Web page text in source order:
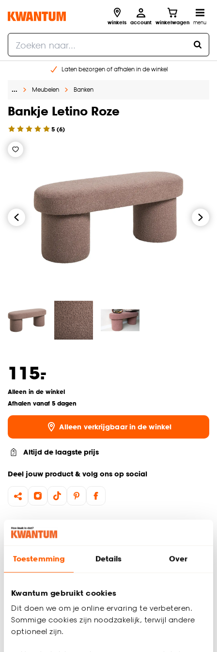
Toestemming Details Over
Kwantum gebruikt cookies
Dit doen we om je online ervaring te verbeteren.
Sommige cookies zijn noodzakelijk, terwijl andere
optioneel zijn.
winkels account winkelwagen menu
Laten bezorgen of afhalen in de winkel
Gratis raam advies en inmeten aan huis
… Meubelen Banken
Bankje Letino Roze
5 (6)
115.
-
Alleen in de winkel
Afhalen vanaf 5 dagen
Alleen verkrijgbaar in de winkel
Altijd de laagste prijs
Deel jouw product & volg ons op social
Productomschrijving
Teddy bankje
Afmetingen: 110 × 40 × 45 cm (l × b × h)
Het elegante bankje Letino in de kleur roze brengt warmte en
een trend samen in één stijlvol meubelstuk. De afgeronde
vormen en de robuuste cilindervormige poten geven het
roze bankje een speels maar strak karakter. Dankzij de zachte
Productspecificaties